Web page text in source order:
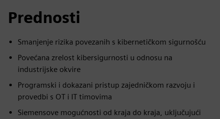
Prednosti
Smanjenje rizika povezanih s kibernetičkom sigurnošću
Povećana zrelost kibersigurnosti u odnosu na
industrijske okvire
Programski i dokazani pristup zajedničkom razvoju i
provedbi s OT i IT timovima
Siemensove mogućnosti od kraja do kraja, uključujući